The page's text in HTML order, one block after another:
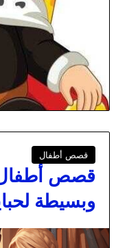
قصص أطفال
قصص أطفال
وبسيطة